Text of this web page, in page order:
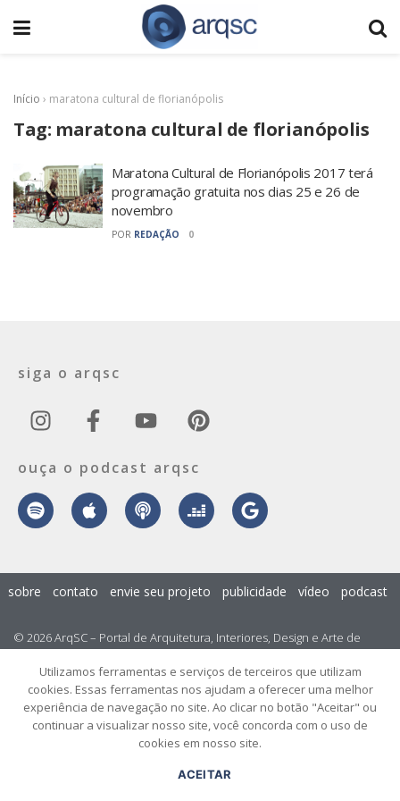
Início › maratona cultural de florianópolis
Tag: maratona cultural de florianópolis
Maratona Cultural de Florianópolis 2017 terá
programação gratuita nos dias 25 e 26 de
novembro
POR REDAÇÃO 0
siga o arqsc
ouça o podcast arqsc
© 2026 ArqSC – Portal de Arquitetura, Interiores, Design e Arte de
sobre contato envie seu projeto publicidade vídeo podcast
Utilizamos ferramentas e serviços de terceiros que utilizam
cookies. Essas ferramentas nos ajudam a oferecer uma melhor
experiência de navegação no site. Ao clicar no botão "Aceitar" ou
continuar a visualizar nosso site, você concorda com o uso de
cookies em nosso site.
ACEITAR